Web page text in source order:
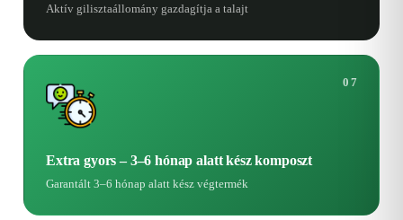
Aktív gilisztaállomány gazdagítja a talajt
07
Extra gyors – 3–6 hónap alatt kész komposzt
Garantált 3–6 hónap alatt kész végtermék